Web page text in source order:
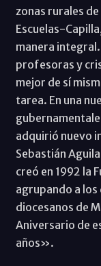
zonas rurales
Escuelas-
manera
profesoras y
mejor de sí
tarea. En una
adquirió nuevo
Sebastián
creó en 1992 la
agrupando a
diocesanos de
Aniversario de
años».